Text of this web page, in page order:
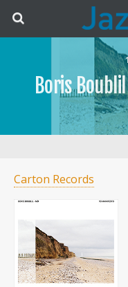
Boris
Carton Records